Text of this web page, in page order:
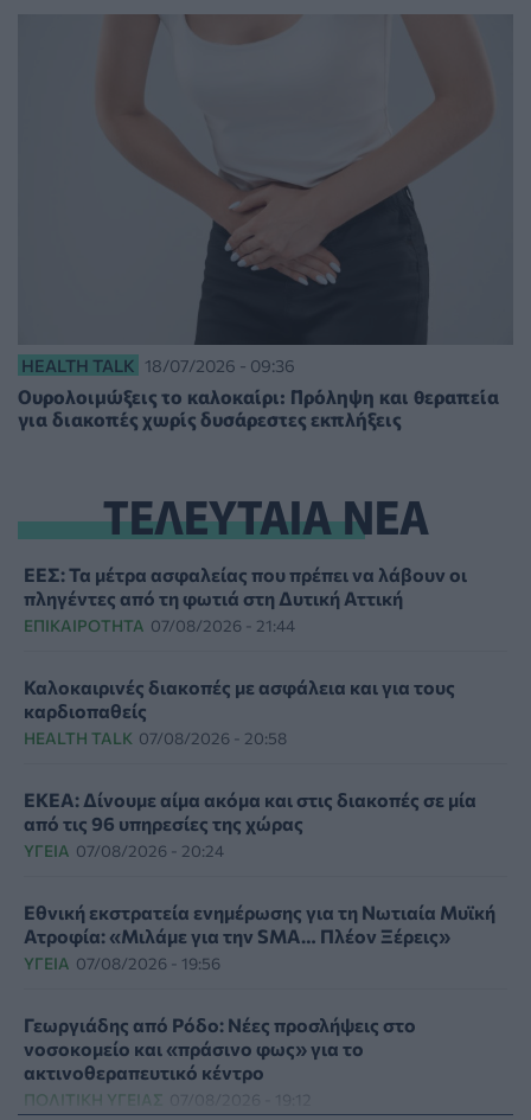
HEALTH TALK 18/07/2026 - 09:36
Ουρολοιμώξεις το καλοκαίρι: Πρόληψη και θεραπεία
για διακοπές χωρίς δυσάρεστες εκπλήξεις
ΤΕΛΕΥΤΑΙΑ ΝΕΑ
ΕΕΣ: Τα μέτρα ασφαλείας που πρέπει να λάβουν οι
πληγέντες από τη φωτιά στη Δυτική Αττική
ΕΠΙΚΑΙΡΌΤΗΤΑ 07/08/2026 - 21:44
Καλοκαιρινές διακοπές με ασφάλεια και για τους
καρδιοπαθείς
HEALTH TALK 07/08/2026 - 20:58
ΕΚΕΑ: Δίνουμε αίμα ακόμα και στις διακοπές σε μία
από τις 96 υπηρεσίες της χώρας
ΥΓΕΊΑ 07/08/2026 - 20:24
Εθνική εκστρατεία ενημέρωσης για τη Νωτιαία Μυϊκή
Ατροφία: «Μιλάμε για την SMA… Πλέον Ξέρεις»
ΥΓΕΊΑ 07/08/2026 - 19:56
Γεωργιάδης από Ρόδο: Νέες προσλήψεις στο
νοσοκομείο και «πράσινο φως» για το
ακτινοθεραπευτικό κέντρο
ΠΟΛΙΤΙΚΉ ΥΓΕΊΑΣ 07/08/2026 - 19:12